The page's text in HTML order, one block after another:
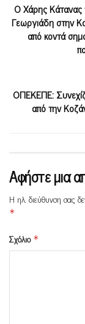
Ο Χάρης Κάτανας
Γεωργιάδη στην
από κοντά
ΟΠΕΚΕΠΕ:
από την
Αφήστε μια
Η ηλ. διεύθυνση σας
*
Σχόλιο *